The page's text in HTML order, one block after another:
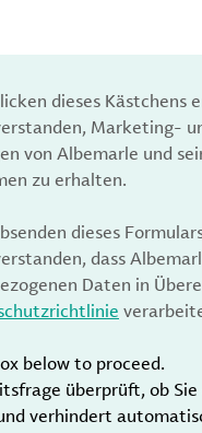
dieses Kästchens
Marketing-
von Albemarle und
zu erhalten.
dieses
dass
Daten in
below to proceed.
überprüft, ob
verhindert